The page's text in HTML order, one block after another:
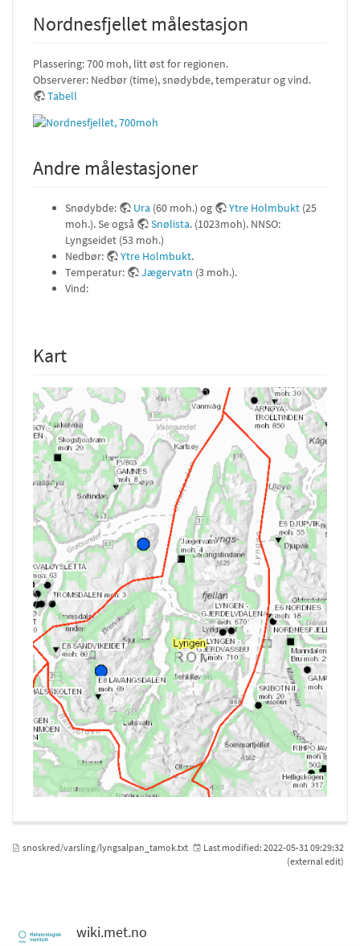
Nordnesfjellet målestasjon
Plassering: 700 moh, litt øst for regionen.
Observerer: Nedbør (time), snødybde, temperatur og vind.
Tabell
Andre målestasjoner
Snødybde: Ura (60 moh.) og Ytre Holmbukt (25
moh.). Se også
Snølista. (1023moh). NNSO:
Lyngseidet (53 moh.)
Nedbør:
Ytre Holmbukt.
Temperatur:
Jægervatn (3 moh.).
Vind:
Kart
snoskred/varsling/lyngsalpan_tamok.txt Last modified: 2022-05-31 09:29:32
(external edit)
wiki.met.no